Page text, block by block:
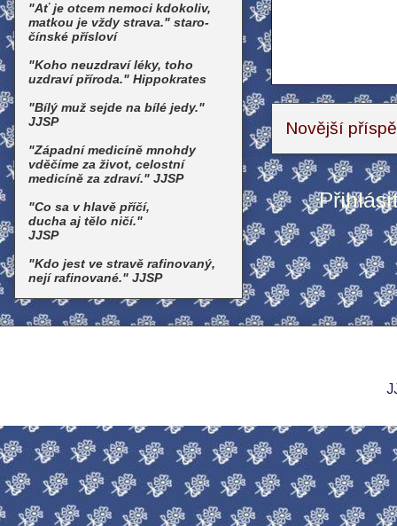
Novější
"Ať je otcem nemoci kdokoliv,
matkou je vždy strava." staro-
čínské přísloví
"Koho neuzdraví léky, toho
uzdraví příroda." Hippokrates
"Bílý muž sejde na bílé jedy."
JJSP
"Západní medicíně mnohdy
vděčíme za život, celostní
medicíně za zdraví." JJSP
"Co sa v hlavě příčí,
ducha aj tělo ničí."
JJSP
"Kdo jest ve stravě rafinovaný,
nejí rafinované." JJSP